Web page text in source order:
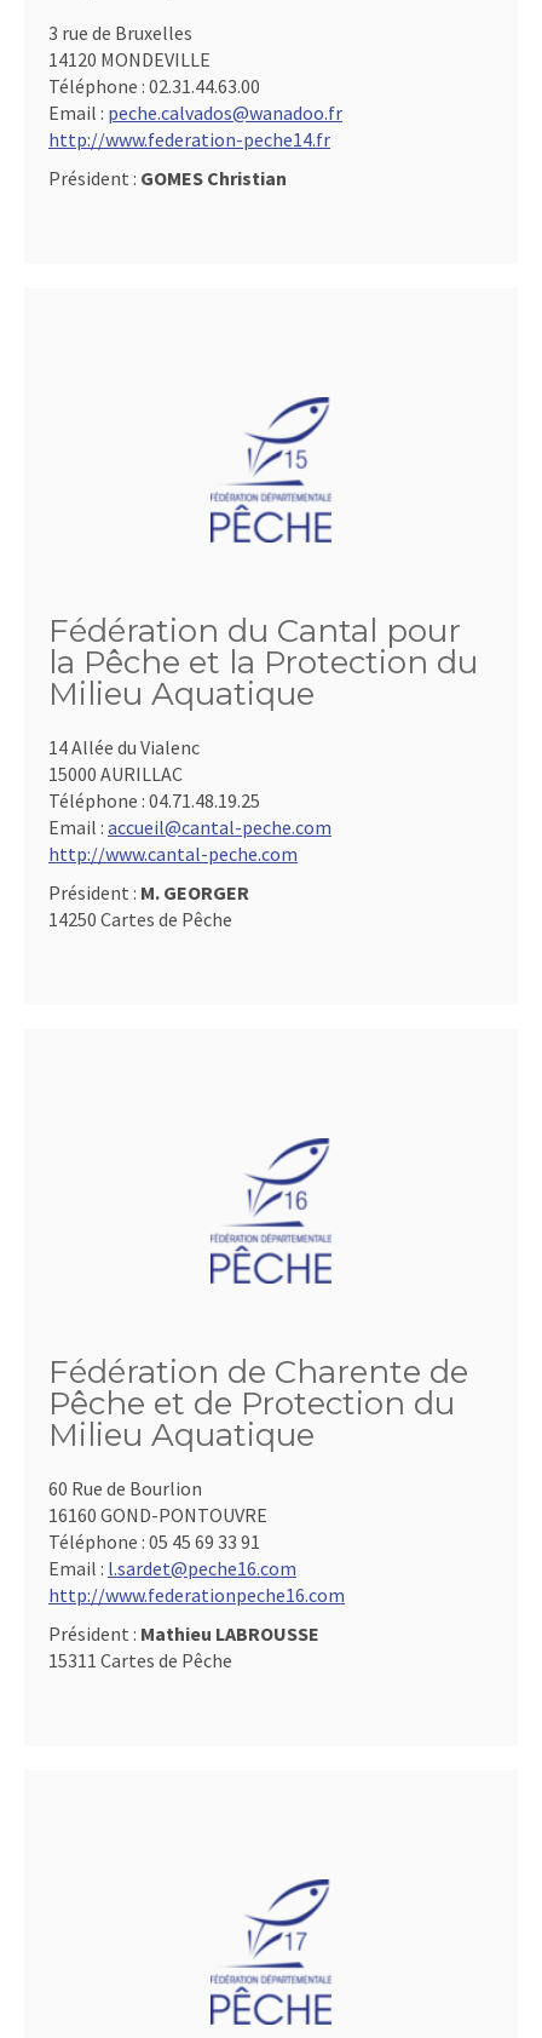
3 rue de Bruxelles
14120 MONDEVILLE
Téléphone : 02.31.44.63.00
Email : peche.calvados@wanadoo.fr
http://www.federation-peche14.fr
Président : GOMES Christian
Fédération du Cantal pour
la Pêche et la Protection du
Milieu Aquatique
14 Allée du Vialenc
15000 AURILLAC
Téléphone : 04.71.48.19.25
Email : accueil@cantal-peche.com
http://www.cantal-peche.com
Président : M. GEORGER
14250 Cartes de Pêche
Fédération de Charente de
Pêche et de Protection du
Milieu Aquatique
60 Rue de Bourlion
16160 GOND-PONTOUVRE
Téléphone : 05 45 69 33 91
Email : l.sardet@peche16.com
http://www.federationpeche16.com
Président : Mathieu LABROUSSE
15311 Cartes de Pêche